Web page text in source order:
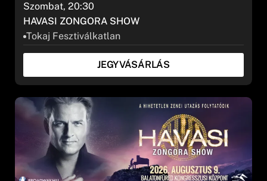
HAVASI ZONGORA SHOW
Tokaj Fesztiválkatlan
Szombat, 20:30
JEGYVÁSÁRLÁS